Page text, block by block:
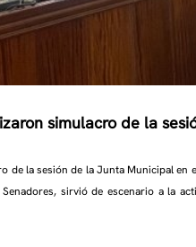
simulacro de la
de la sesión de la Junta Municipal
sirvió de escenario a la